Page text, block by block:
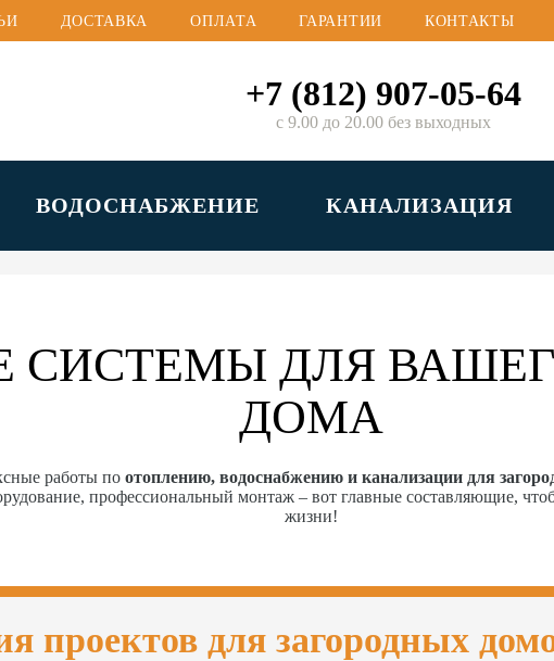
ДОСТАВКА ОПЛАТА ГАРАНТИИ КОНТАКТЫ
+7 (812) 907-05-64
с 9.00 до 20.00 без выходных
ВОДОСНАБЖЕНИЕ КАНАЛИЗАЦИЯ
СИСТЕМЫ ДЛЯ
ДОМА
работы по отоплению, водоснабжению и канализации для
профессиональный монтаж – вот главные составляющие,
жизни!
проектов для загородных